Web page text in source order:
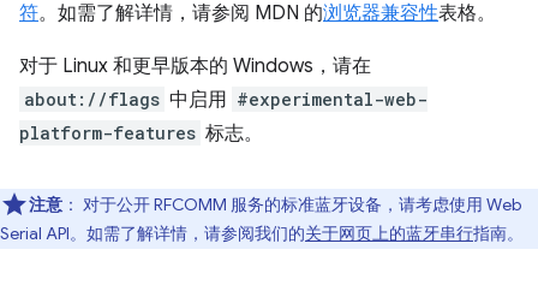
符。如需了解详情，请参阅 MDN 的浏览器兼容性表格。
对于 Linux 和更早版本的 Windows，请在
about://flags 中启用 #experimental-web-
platform-features 标志。
注意 ： 对于公开 RFCOMM 服务的标准蓝牙设备，请考虑使用 Web
Serial API。如需了解详情，请参阅我们的关于网页上的蓝牙串行指南。